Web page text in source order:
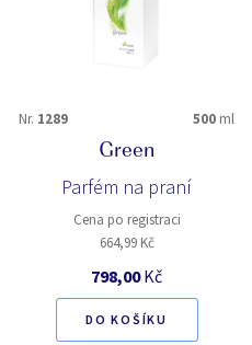
Nr. 1289 500 ml
Green
Parfém na praní
Cena po registraci
664,99 Kč
798,00Kč
DO KOŠÍKU